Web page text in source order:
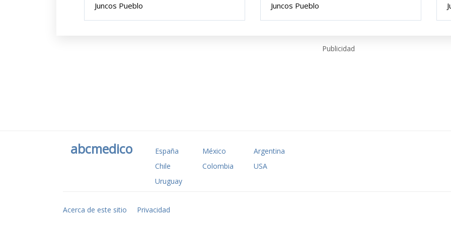
Juncos Pueblo Juncos Pueblo
Publicidad
abcmedico España México
Argentina
Chile
Colombia
USA
Uruguay
Acerca de este sitio Privacidad